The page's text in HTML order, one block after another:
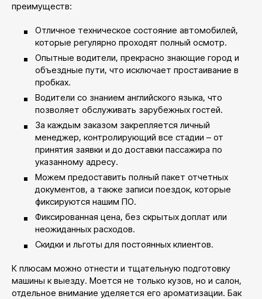
преимуществ:
Отличное техническое состояние автомобилей,
которые регулярно проходят полный осмотр.
Опытные водители, прекрасно знающие город и
объездные пути, что исключает простаивание в
пробках.
Водители со знанием английского языка, что
позволяет обслуживать зарубежных гостей.
За каждым заказом закрепляется личный
менеджер, контролирующий все стадии – от
принятия заявки и до доставки пассажира по
указанному адресу.
Можем предоставить полный пакет отчетных
документов, а также записи поездок, которые
фиксируются нашим ПО.
Фиксированная цена, без скрытых доплат или
неожиданных расходов.
Скидки и льготы для постоянных клиентов.
К плюсам можно отнести и тщательную подготовку
машины к выезду. Моется не только кузов, но и салон,
отдельное внимание уделяется его ароматизации. Бак